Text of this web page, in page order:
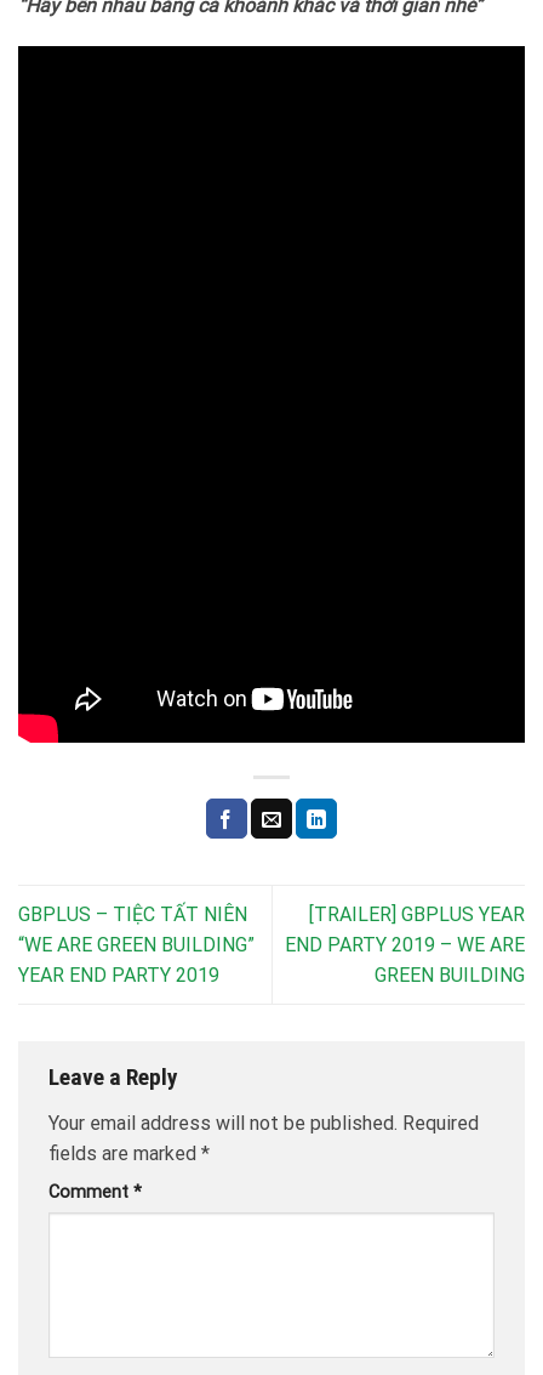
“Hãy bên nhau bằng cả khoảnh khắc và thời gian nhé”
GBPLUS – TIỆC TẤT NIÊN
“WE ARE GREEN BUILDING”
YEAR END PARTY 2019
[TRAILER] GBPLUS YEAR
END PARTY 2019 – WE ARE
GREEN BUILDING
Leave a Reply
Your email address will not be published. Required
fields are marked *
Comment *